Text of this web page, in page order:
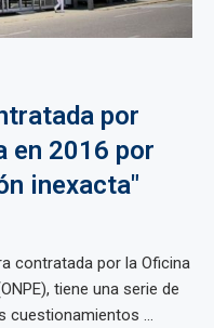
por
en 2016 por
inexacta"
contratada por la Oficina
tiene una serie de
cuestionamientos ...